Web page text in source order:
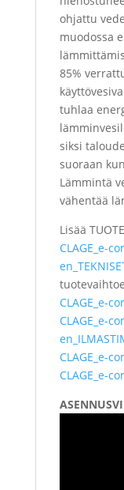
ohjattu
muodossa
85%
tuhlaa
siksi
suoraan
Lämmintä
vähentää
Lisää
CLAGE_e-
CLAGE_e-
CLAGE_e-
CLAGE_e-
CLAGE_e-